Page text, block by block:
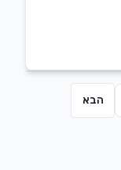
הבא